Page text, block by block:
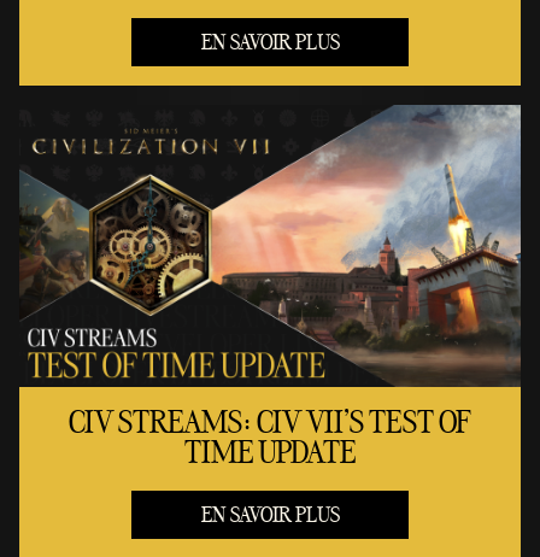
EN SAVOIR PLUS
CIV STREAMS: CIV VII'S TEST OF
TIME UPDATE
EN SAVOIR PLUS